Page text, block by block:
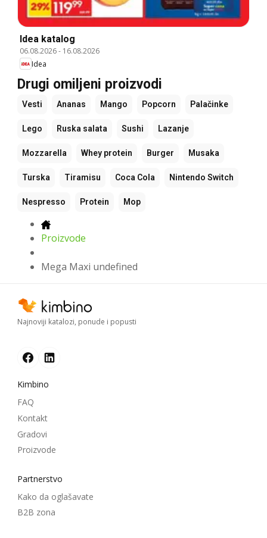
Idea katalog
06.08.2026- 16.08.2026
Idea
Drugi omiljeni proizvodi
Vesti Ananas Mango Popcorn Palačinke
Lego Ruska salata Sushi Lazanje
Mozzarella Whey protein Burger Musaka
Turska Tiramisu Coca Cola Nintendo Switch
Nespresso Protein Mop
Proizvode
Mega Maxi undefined
Najnoviji katalozi, ponude i popusti
Kimbino
FAQ
Kontakt
Gradovi
Proizvode
Partnerstvo
Kako da oglašavate
B2B zona